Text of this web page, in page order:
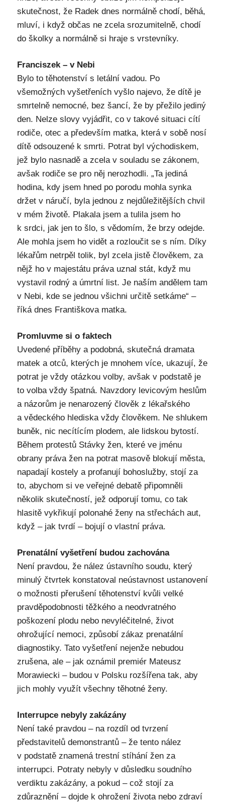
skutečnost, že Radek dnes normálně chodí, běhá,
mluví, i když občas ne zcela srozumitelně, chodí
do školky a normálně si hraje s vrstevníky.
Franciszek – v Nebi
Bylo to těhotenství s letální vadou. Po
všemožných vyšetřeních vyšlo najevo, že dítě je
smrtelně nemocné, bez šancí, že by přežilo jediný
den. Nelze slovy vyjádřit, co v takové situaci cítí
rodiče, otec a především matka, která v sobě nosí
dítě odsouzené k smrti. Potrat byl východiskem,
jež bylo nasnadě a zcela v souladu se zákonem,
avšak rodiče se pro něj nerozhodli. „Ta jediná
hodina, kdy jsem hned po porodu mohla synka
držet v náručí, byla jednou z nejdůležitějších chvil
v mém životě. Plakala jsem a tulila jsem ho
k srdci, jak jen to šlo, s vědomím, že brzy odejde.
Ale mohla jsem ho vidět a rozloučit se s ním. Díky
lékařům netrpěl tolik, byl zcela jistě člověkem, za
nějž ho v majestátu práva uznal stát, když mu
vystavil rodný a úmrtní list. Je naším andělem tam
v Nebi, kde se jednou všichni určitě setkáme“ –
říká dnes Františkova matka.
Promluvme si o faktech
Uvedené příběhy a podobná, skutečná dramata
matek a otců, kterých je mnohem více, ukazují, že
potrat je vždy otázkou volby, avšak v podstatě je
to volba vždy špatná. Navzdory levicovým heslům
a názorům je nenarozený člověk z lékařského
a vědeckého hlediska vždy člověkem. Ne shlukem
buněk, nic necítícím plodem, ale lidskou bytostí.
Během protestů Stávky žen, které ve jménu
obrany práva žen na potrat masově blokují města,
napadají kostely a profanují bohoslužby, stojí za
to, abychom si ve veřejné debatě připomněli
několik skutečností, jež odporují tomu, co tak
hlasitě vykřikují polonahé ženy na střechách aut,
když – jak tvrdí – bojují o vlastní práva.
Prenatální vyšetření budou zachována
Není pravdou, že nález ústavního soudu, který
minulý čtvrtek konstatoval neústavnost ustanovení
o možnosti přerušení těhotenství kvůli velké
pravděpodobnosti těžkého a neodvratného
poškození plodu nebo nevyléčitelné, život
ohrožující nemoci, způsobí zákaz prenatální
diagnostiky. Tato vyšetření nejenže nebudou
zrušena, ale – jak oznámil premiér Mateusz
Morawiecki – budou v Polsku rozšířena tak, aby
jich mohly využít všechny těhotné ženy.
Interrupce nebyly zakázány
Není také pravdou – na rozdíl od tvrzení
představitelů demonstrantů – že tento nález
v podstatě znamená trestní stíhání žen za
interrupci. Potraty nebyly v důsledku soudního
verdiktu zakázány, a pokud – což stojí za
zdůraznění – dojde k ohrožení života nebo zdraví